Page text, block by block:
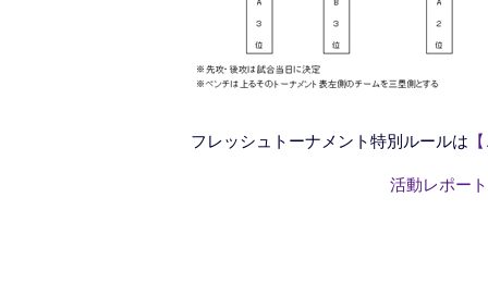
フレッシュトーナメント特別ルールは
活動レポー